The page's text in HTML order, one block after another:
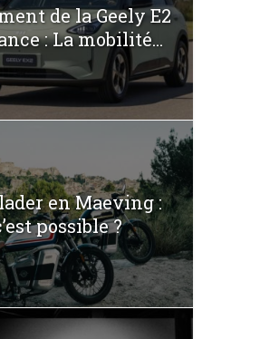
de la Geely E2
: La mobilité...
en Maeving :
possible ?